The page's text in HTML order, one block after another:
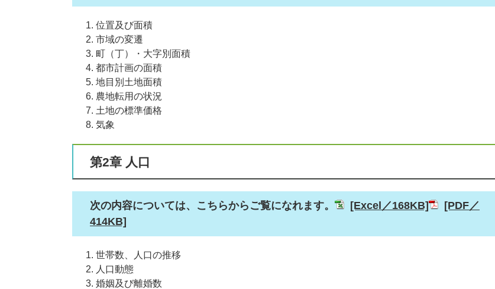
位置及び面積
​市域の変遷​
町（丁）・大字別面積
都市計画の面積
地目別土地面積
農地転用の状況
土地の標準価格
気象
第2章 人口
次の内容については、こちらからご覧になれます。 [Excel／168KB]
[PDF／
414KB]
世帯数、人口の推移
人口動態
婚姻及び離婚数